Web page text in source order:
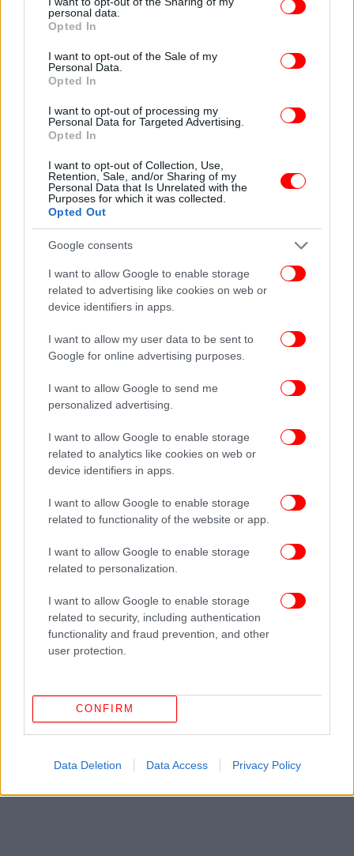
grant or deny consent to Google and its third-party tags to
use your data for below specified purposes in below Google
consent section.
personal data.
Opted In
I want to opt-out of the Sale of my
Personal Data.
Opted In
I want to opt-out of processing my
Personal Data for Targeted Advertising.
Opted In
I want to opt-out of Collection, Use,
Retention, Sale, and/or Sharing of my
Personal Data that Is Unrelated with the
Purposes for which it was collected.
Opted Out
Google consents
I want to allow Google to enable storage
related to advertising like cookies on web or
device identifiers in apps.
I want to allow my user data to be sent to
Google for online advertising purposes.
I want to allow Google to send me
personalized advertising.
I want to allow Google to enable storage
related to analytics like cookies on web or
device identifiers in apps.
I want to allow Google to enable storage
related to functionality of the website or app.
I want to allow Google to enable storage
related to personalization.
I want to allow Google to enable storage
related to security, including authentication
functionality and fraud prevention, and other
user protection.
CONFIRM
Data Deletion Data Access Privacy Policy
ΠΕΡΙΣΣΟΤΕΡΑ ΒΙΝΤΕΟ
πρώτοι όλες τις ειδήσεις
από την Ελλάδα και τον Κόσμο,
ΤΡΟΜΟΚΡΑΤΙΚΉ ΕΠΊΘΕΣΗ